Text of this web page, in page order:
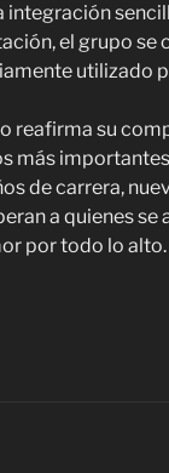
el grupo
utilizado
reafirma su
más
de carrera,
a quienes se
por todo lo alto.